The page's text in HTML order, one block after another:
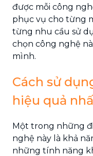
được mỗi công
phục vụ cho từng
từng nhu cầu sử
chọn công nghệ
mình.
Cách sử
hiệu quả
Một trong những
nghệ này là khả
những tính năng